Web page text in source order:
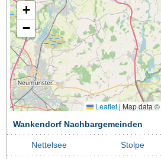
+
−
Leaflet|Map data ©
Wankendorf Nachbargemeinden
Nettelsee Stolpe